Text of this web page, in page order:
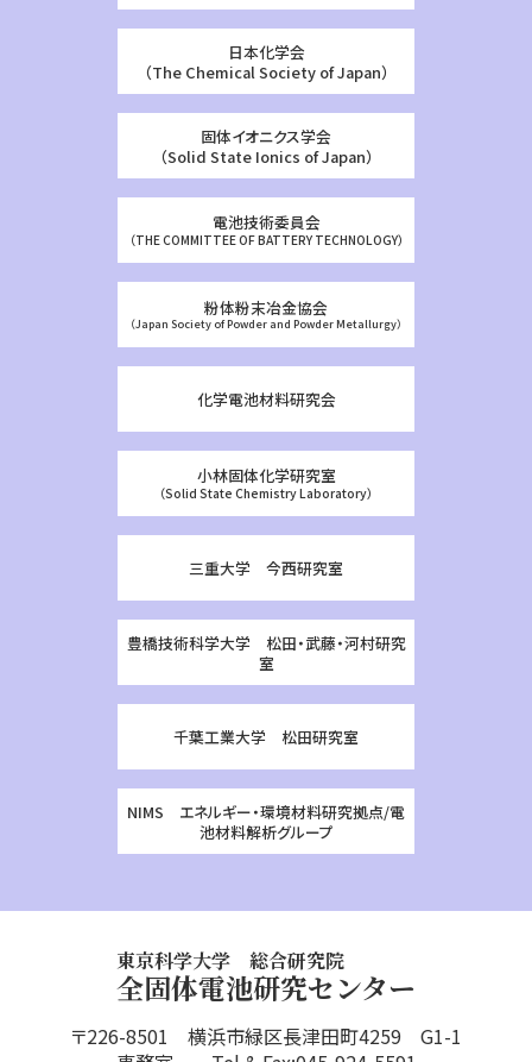
日本化学会
（The Chemical Society of Japan）
固体イオニクス学会
（Solid State Ionics of Japan）
電池技術委員会
（THE COMMITTEE OF BATTERY TECHNOLOGY）
粉体粉末冶金協会
（Japan Society of Powder and Powder Metallurgy）
化学電池材料研究会
小林固体化学研究室
（Solid State Chemistry Laboratory）
三重大学 今西研究室
豊橋技術科学大学 松田・武藤・河村研究
室
千葉工業大学 松田研究室
NIMS エネルギー・環境材料研究拠点/電
池材料解析グループ
東京科学大学 総合研究院
全固体電池研究センター
〒226-8501 横浜市緑区長津田町4259 G1-1